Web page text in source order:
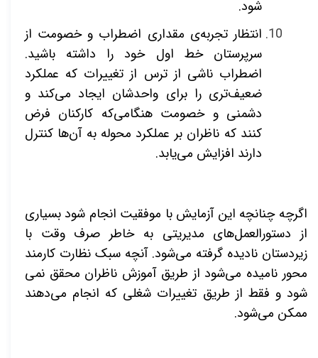
شود.
انتظار تجربه­‌ی مقداری اضطراب و خصومت از
سرپرستان خط اول خود را داشته باشید.
اضطراب ناشی از ترس از تغییرات که عملکرد
ضعیف­‌تری را برای واحدشان ایجاد می­‌کند و
دشمنی و خصومت هنگامی‌که کارکنان فرض
کنند که ناظران بر عملکرد محوله به آن‌ها کنترل
دارند افزایش می­‌یابد.
اگرچه چنان­چه این آزمایش با موفقیت انجام شود بسیاری
از دستورالعمل‌های مدیریتی به خاطر صرف وقت با
زیردستان نادیده گرفته می­‌شود. آنچه سبک نظارت کارمند
محور نامیده می­‌شود از طریق آموزش ناظران محقق نمی­‌
شود و فقط از طریق تغییرات شغلی که انجام می­‌دهند
ممکن می‌­شود.